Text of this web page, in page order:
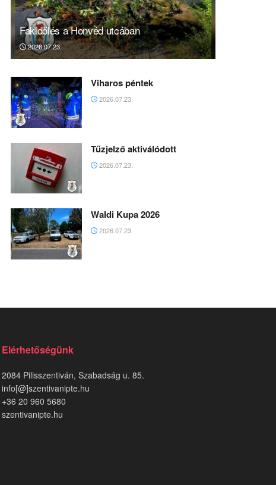
Fakidőlés a Honvéd utcában
2026.07.23.
Viharos péntek
2026.07.23.
Tűzjelző aktiválódott
2026.07.23.
Waldi Kupa 2026
2026.07.23.
Elérhetőségünk
2084 Pilisszentiván, Szabadság u. 85.
info[@]szentivanipte.hu
+36 20 960 5680
szentivanipte.hu